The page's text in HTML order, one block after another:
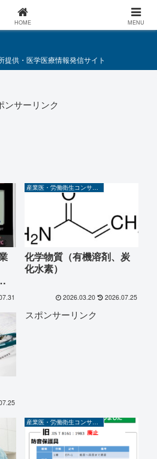
救急医療施策要綱
提供・医学医療情報発信サイト
ンサーリンク
産業医・労働衛生コンサルタント
化学物質（有機溶剤、炭
化水素）
2026.03.20 2026.07.25
スポンサーリンク
産業医・労働衛生コンサルタント
HOME MENU